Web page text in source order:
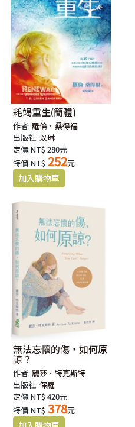
耗竭重生(簡體)
作者:羅倫．桑得福
出版社:以琳
定價:NT$ 280元
特價:NT$ 252元
無法忘懷的傷，如何原
諒？
作者:麗莎．特克斯特
出版社:保羅
定價:NT$ 420元
特價:NT$ 378元